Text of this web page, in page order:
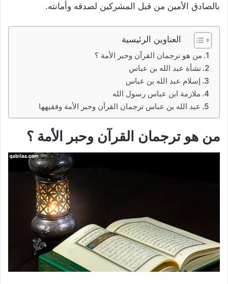
بالصادق الأمين من قبل المشركين لصدقه وأمانته.
العناوين الرئيسية
من هو ترجمان القرآن وحبر الأمة ؟
نشأة عبد الله بن عباس
إسلام عبد الله بن عباس
ملازمة ابن عباس رسول الله
عبد الله بن عباس ترجمان القرآن وحبر الأمة وفقيهها
من هو ترجمان القرآن وحبر الأمة ؟